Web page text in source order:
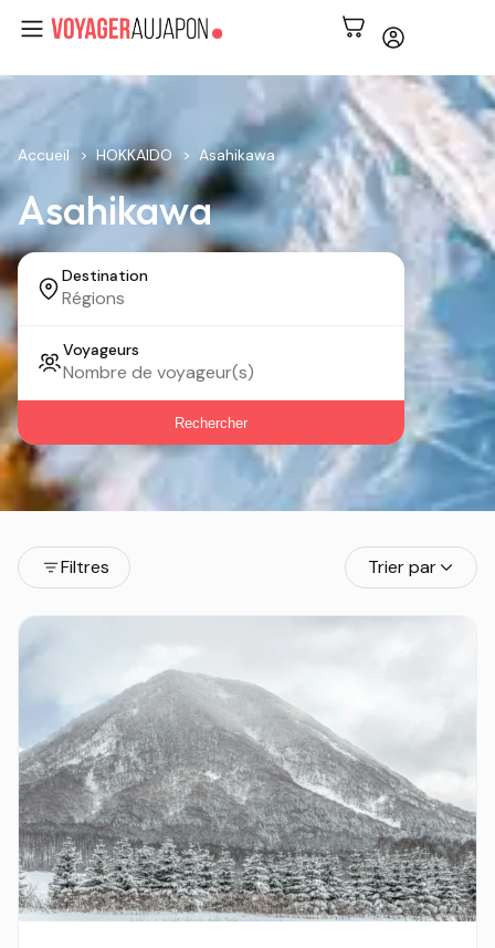
Accueil HOKKAIDO Asahikawa
Asahikawa
Destination
Voyageurs
Rechercher
Filtres Trier par